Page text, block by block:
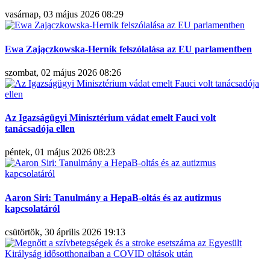
vasárnap, 03 május 2026 08:29
Ewa Zajączkowska-Hernik felszólalása az EU parlamentben
szombat, 02 május 2026 08:26
Az Igazságügyi Minisztérium vádat emelt Fauci volt
tanácsadója ellen
péntek, 01 május 2026 08:23
Aaron Siri: Tanulmány a HepaB-oltás és az autizmus
kapcsolatáról
csütörtök, 30 április 2026 19:13